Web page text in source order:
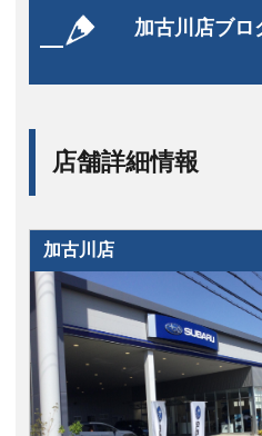
加古川店ブロ
店舗詳細情報
加古川店